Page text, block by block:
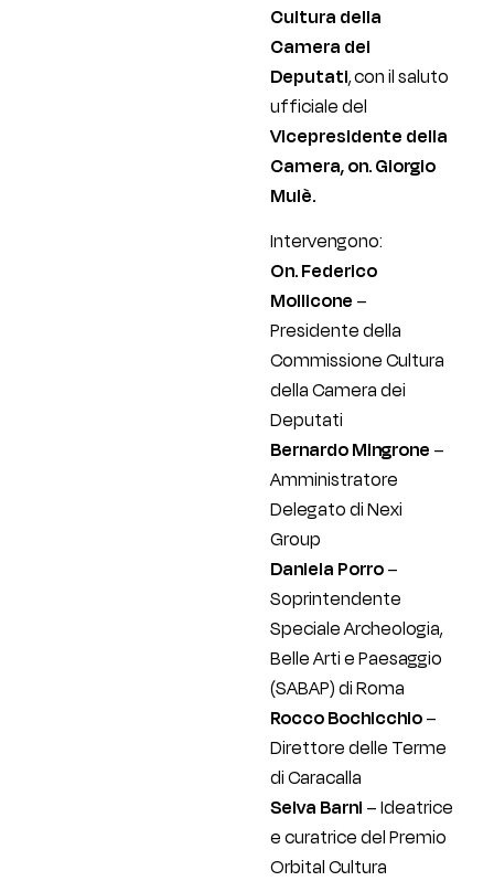
Cultura della
Camera dei
Deputati, con il saluto
ufficiale del
Vicepresidente della
Camera, on. Giorgio
Mulè.
Intervengono:
On. Federico
Mollicone –
Presidente della
Commissione Cultura
della Camera dei
Deputati
Bernardo Mingrone –
Amministratore
Delegato di Nexi
Group
Daniela Porro–
Soprintendente
Speciale Archeologia,
Belle Arti e Paesaggio
(SABAP) di Roma
Rocco Bochicchio–
Direttore delle Terme
di Caracalla
Selva Barni – Ideatrice
e curatrice del Premio
Orbital Cultura